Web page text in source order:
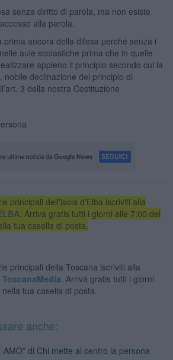
senza diritto di parola, ma non esiste
alla parola.
prima ancora della difesa perché senza i
aule scolastiche prima che in quelle
appieno il principio secondo cui la
nobile declinazione del principio di
3 della nostra Costituzione
principali dell'isola d'Elba iscriviti alla
Arriva gratis tutti i giorni alle 7:00 del
tua casella di posta.
principali della Toscana iscriviti alla
Arriva gratis tutti i giorni
tua casella di posta.
anche:
AMO” di Chi mette al centro la persona